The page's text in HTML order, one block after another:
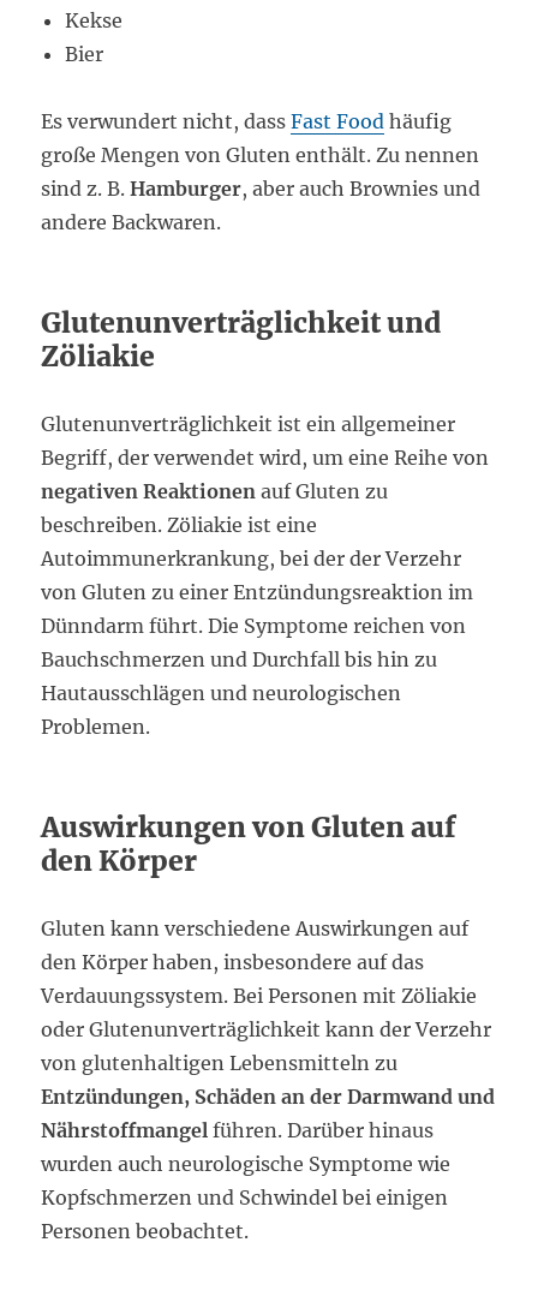
Kekse
Bier
Es verwundert nicht, dassFast Food häufig
große Mengen von Gluten enthält. Zu nennen
sind z. B.Hamburger, aber auch Brownies und
andere Backwaren.
Glutenunverträglichkeit und
Zöliakie
Glutenunverträglichkeit ist ein allgemeiner
Begriff, der verwendet wird, um eine Reihe von
negativen Reaktionen auf Gluten zu
beschreiben. Zöliakie ist eine
Autoimmunerkrankung, bei der der Verzehr
von Gluten zu einer Entzündungsreaktion im
Dünndarm führt. Die Symptome reichen von
Bauchschmerzen und Durchfall bis hin zu
Hautausschlägen und neurologischen
Problemen.
Auswirkungen von Gluten auf
den Körper
Gluten kann verschiedene Auswirkungen auf
den Körper haben, insbesondere auf das
Verdauungssystem. Bei Personen mit Zöliakie
oder Glutenunverträglichkeit kann der Verzehr
von glutenhaltigen Lebensmitteln zu
Entzündungen, Schäden an der Darmwand und
Nährstoffmangel führen. Darüber hinaus
wurden auch neurologische Symptome wie
Kopfschmerzen und Schwindel bei einigen
Personen beobachtet.